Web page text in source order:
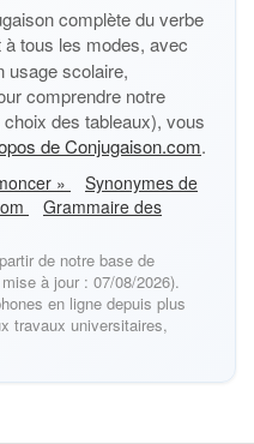
complète du verbe
tous les modes, avec
usage scolaire,
comprendre notre
des tableaux), vous
de Conjugaison.com.
»
Synonymes de
Grammaire des
de notre base de
à jour : 07/08/2026).
en ligne depuis plus
travaux universitaires,